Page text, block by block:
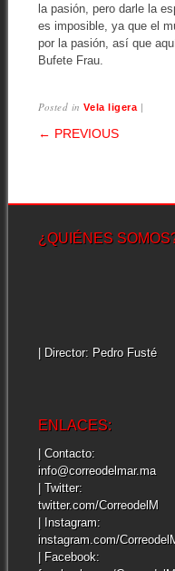
la pasión, pero darle la
es imposible, ya que el
por la pasión, así que
Bufete Frau.
Posted inVela ligera |
POST
← PREVIOUS
¿QUIÉNES
| Director: Pedro Fusté
ENLACES:
| Contacto:
info@correodelmar.ma
| Twitter:
twitter.com/CorreodelM
| Instagram:
instagram.com/
| Facebook: